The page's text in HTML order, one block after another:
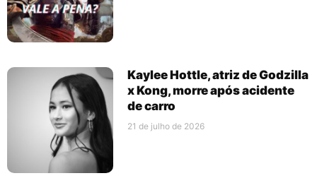
Kaylee Hottle, atriz de Godzilla
x Kong, morre após acidente
de carro
21 de julho de 2026